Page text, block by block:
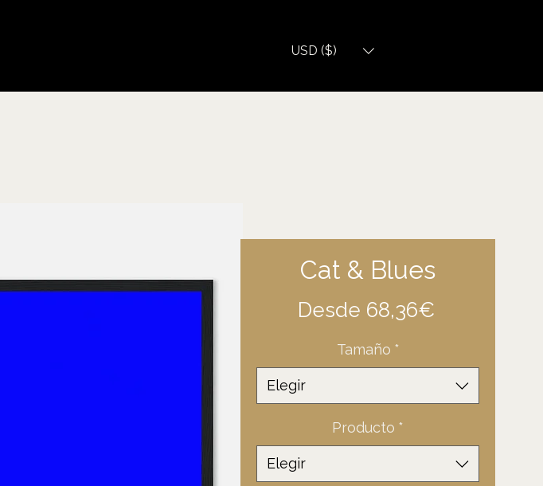
USD ($)
Cat & Blues
Desde 68,36€Precio
Tamaño *
Elegir
Producto *
Elegir